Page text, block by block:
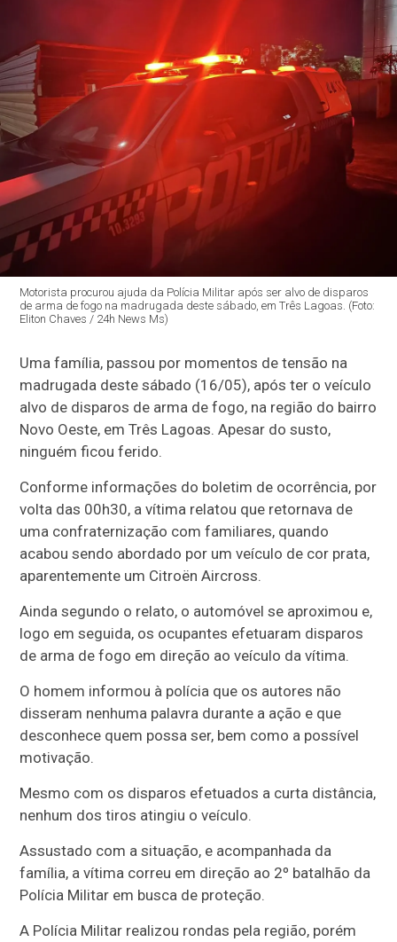
Motorista procurou ajuda da Polícia Militar após ser alvo de disparos
de arma de fogo na madrugada deste sábado, em Três Lagoas. (Foto:
Eliton Chaves / 24h News Ms)
Uma família, passou por momentos de tensão na
madrugada deste sábado (16/05), após ter o veículo
alvo de disparos de arma de fogo, na região do bairro
Novo Oeste, em Três Lagoas. Apesar do susto,
ninguém ficou ferido.
Conforme informações do boletim de ocorrência, por
volta das 00h30, a vítima relatou que retornava de
uma confraternização com familiares, quando
acabou sendo abordado por um veículo de cor prata,
aparentemente um Citroën Aircross.
Ainda segundo o relato, o automóvel se aproximou e,
logo em seguida, os ocupantes efetuaram disparos
de arma de fogo em direção ao veículo da vítima.
O homem informou à polícia que os autores não
disseram nenhuma palavra durante a ação e que
desconhece quem possa ser, bem como a possível
motivação.
Mesmo com os disparos efetuados a curta distância,
nenhum dos tiros atingiu o veículo.
Assustado com a situação, e acompanhada da
família, a vítima correu em direção ao 2º batalhão da
Polícia Militar em busca de proteção.
A Polícia Militar realizou rondas pela região, porém